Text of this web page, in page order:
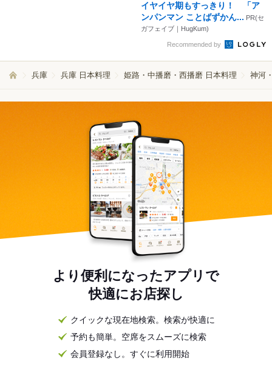
イヤイヤ期もすっきり！ 「ア
ンパンマン ことばずかん... PR(セ
ガフェイブ｜HugKum)
Recommended by
兵庫 兵庫 日本料理 姫路・中播磨・西播磨 日本料理 神河
より便利になったアプリで
快適にお店探し
クイックな現在地検索。検索が快適に
予約も簡単。空席をスムーズに検索
会員登録なし。すぐに利用開始